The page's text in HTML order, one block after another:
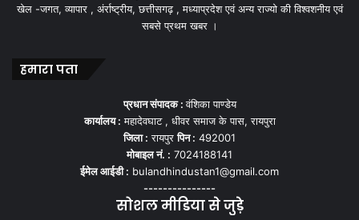
खेल -जगत, व्यापार , अंर्राष्ट्रीय, छत्तीसगढ़ , मध्याप्रदेश एवं अन्य राज्यो की विश्वशनीय एवं
सबसे प्रथम खबर ।
हमारा पता
प्रधान संपादक :वंशिका पाण्डेय
कार्यालय : महादेवघाट , धीवर समाज के पास, रायपुरा
जिला : रायपुरपिन : 492001
मोबाइल नं. : 7024188141
ईमेल आईडी : bulandhindustan1@gmail.com
---------------
सोशल मीडिया से जुड़े